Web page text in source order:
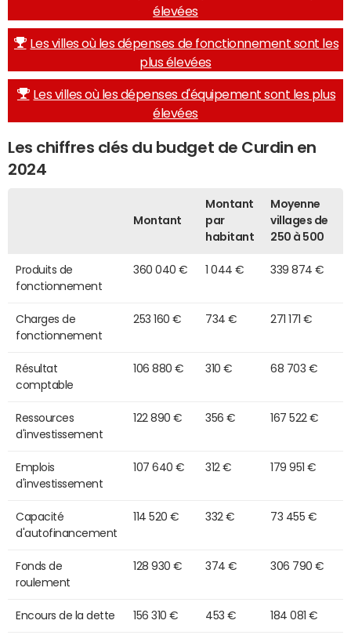
élevées
Les villes où les dépenses de fonctionnement sont les
plus élevées
Les villes où les dépenses d'équipement sont les plus
élevées
Les chiffres clés du budget de Curdin en
2024
Montant
Montant
par
habitant
Moyenne
villages de
250 à 500
Produits de
fonctionnement
360 040 € 1 044 € 339 874 €
Charges de
fonctionnement
253 160 € 734 € 271 171 €
Résultat
comptable
106 880 € 310 € 68 703 €
Ressources
d'investissement
122 890 € 356 € 167 522 €
Emplois
d'investissement
107 640 € 312 € 179 951 €
Capacité
d'autofinancement
114 520 € 332 € 73 455 €
Fonds de
roulement
128 930 € 374 € 306 790 €
Encours de la dette 156 310 € 453 € 184 081 €